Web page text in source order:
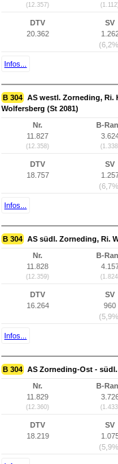
(12.357)
DTV
20.362
SV
Infos...
B 304 AS westl. Zorneding, Ri.
Wolfersberg (St 2081)
Nr.
11.827
(12.358)
B-
DTV
18.757
SV
Infos...
B 304 AS südl. Zorneding, Ri.
Nr.
11.828
(12.359)
B-
DTV
16.264
SV
960
Infos...
B 304 AS Zorneding-Ost -
Nr.
11.829
(12.360)
B-
DTV
18.219
SV